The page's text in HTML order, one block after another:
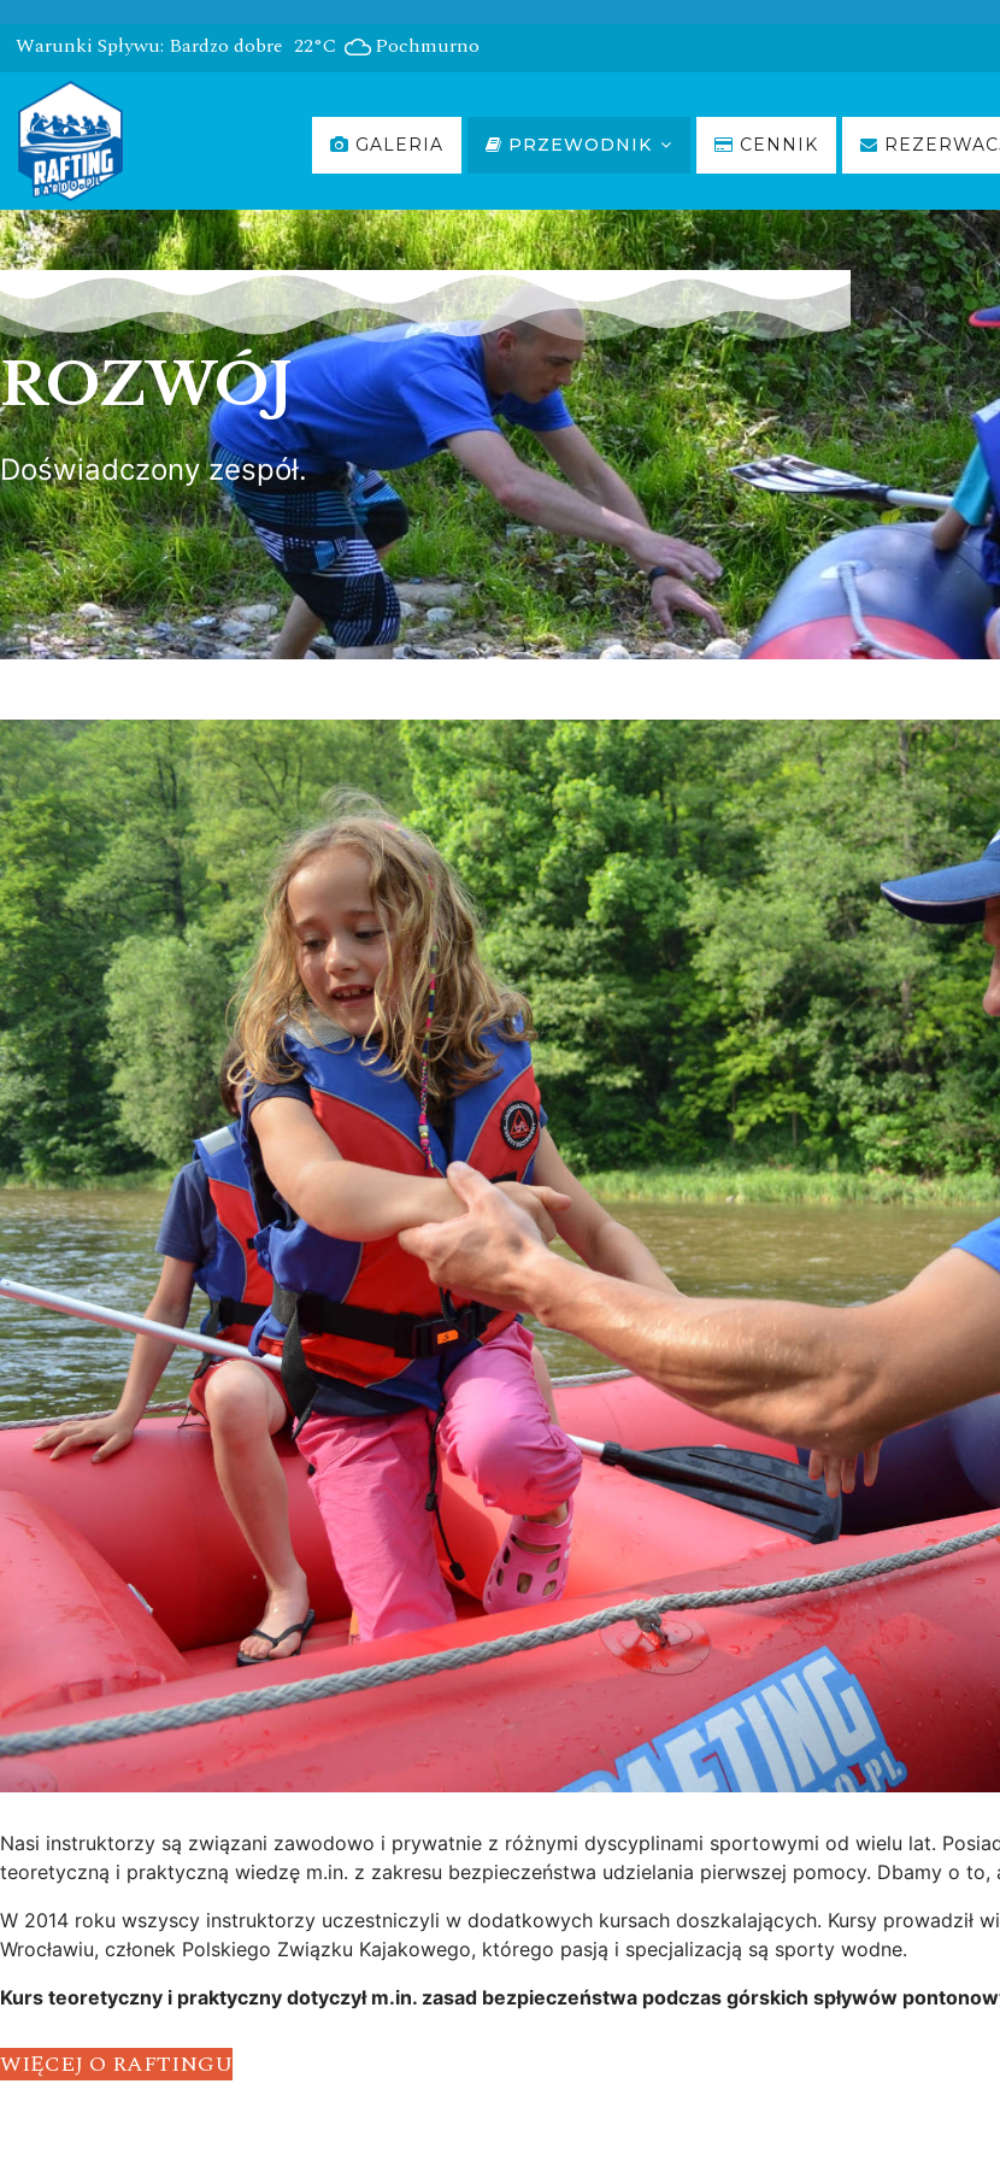
Warunki Spływu: Bardzo dobre 22°C Pochmurno
GALERIA PRZEWODNIK CENNIK
ROZWÓJ
Doświadczony zespół.
Nasi instruktorzy są związani zawodowo i prywatnie z różnymi dyscyplinami sportowymi od wielu lat.
teoretyczną i praktyczną wiedzę m.in. z zakresu bezpieczeństwa udzielania pierwszej pomocy. Dbamy o
W 2014 roku wszyscy instruktorzy uczestniczyli w dodatkowych kursach doszkalających. Kursy prowadził
Wrocławiu, członek Polskiego Związku Kajakowego, którego pasją i specjalizacją są sporty wodne.
Kurs teoretyczny i praktyczny dotyczył m.in. zasad bezpieczeństwa podczas górskich spływów
WIĘCEJ O RAFTINGU